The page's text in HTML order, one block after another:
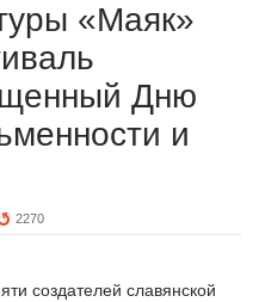
«Маяк»
Дню
и
2270
создателей славянской